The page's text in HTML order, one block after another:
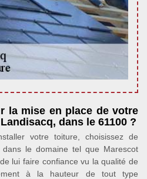
la mise en place de votre
dans le 61100 ?
votre toiture, choisissez de
le domaine tel que Marescot
lui faire confiance vu la qualité de
à la hauteur de tout type